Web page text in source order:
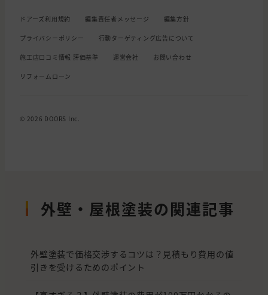
ドアーズ利用規約 編集責任者メッセージ 編集方針
プライバシーポリシー 行動ターゲティング広告について
施工店口コミ情報 評価基準 運営会社 お問い合わせ
リフォームローン
© 2026 DOORS Inc.
外壁・屋根塗装の関連記事
外壁塗装で価格交渉するコツは？見積もり費用の値
引きを受けるためのポイント